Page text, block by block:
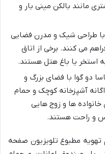
مانند بالکن مینی بار و
با طراحی شیک و مدرن فضایی
می کنند. برخی از اتاق
استخر یا باغ هتل هستند.
دو گوا با فضای بزرگ و
آشپزخانه کوچک و حمام
خانواده ها و زوج هایی
و راحت هستند.
مطبوع تلویزیون صفحه